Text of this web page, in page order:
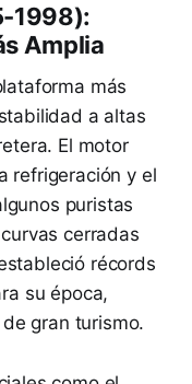
1998):
Amplia
más
a altas
El motor
refrigeración y el
puristas
cerradas
récords
su época,
gran turismo.